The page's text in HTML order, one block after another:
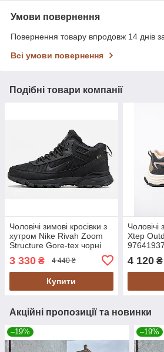
Умови повернення
Повернення товару впродовж 14 днів
Всі умови повернення
Подібні товари компанії
Чоловічі зимові кросівки з
хутром Nike Rivah Zoom
Structure Gore-tex чорні
3 330 ₴ 4 440 ₴
Купити
Чоловічі
Xtep
4 120₴
Акційні пропозиції та новинки
–19% –19%